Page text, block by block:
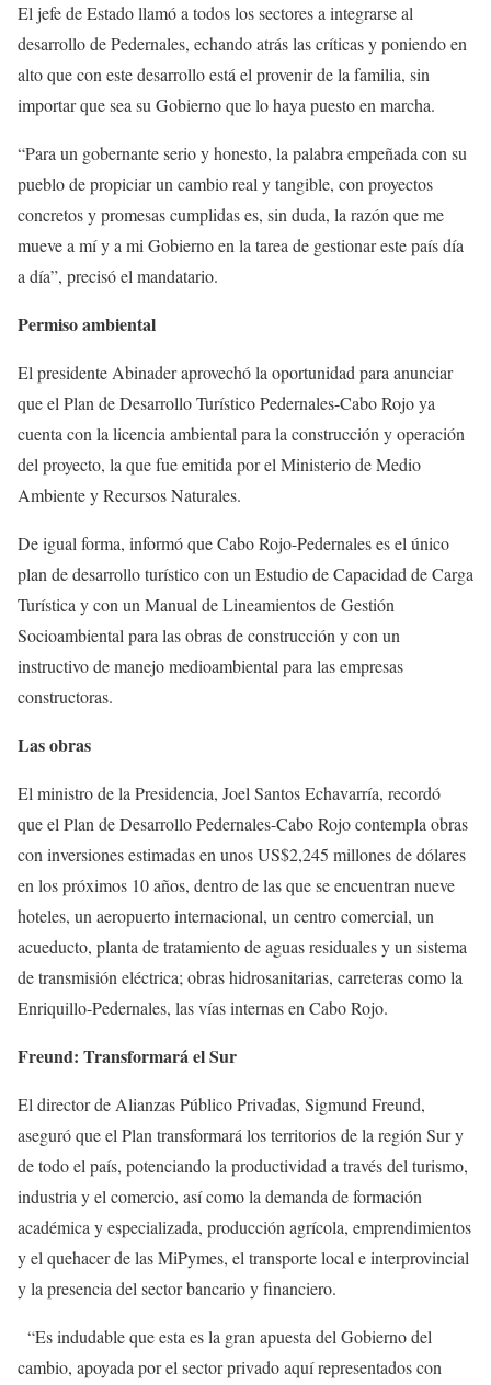
El jefe de Estado llamó a todos los sectores a integrarse al
desarrollo de Pedernales, echando atrás las críticas y poniendo en
alto que con este desarrollo está el provenir de la familia, sin
importar que sea su Gobierno que lo haya puesto en marcha.
“Para un gobernante serio y honesto, la palabra empeñada con su
pueblo de propiciar un cambio real y tangible, con proyectos
concretos y promesas cumplidas es, sin duda, la razón que me
mueve a mí y a mi Gobierno en la tarea de gestionar este país día
a día”, precisó el mandatario.
Permiso ambiental
El presidente Abinader aprovechó la oportunidad para anunciar
que el Plan de Desarrollo Turístico Pedernales-Cabo Rojo ya
cuenta con la licencia ambiental para la construcción y operación
del proyecto, la que fue emitida por el Ministerio de Medio
Ambiente y Recursos Naturales.
De igual forma, informó que Cabo Rojo-Pedernales es el único
plan de desarrollo turístico con un Estudio de Capacidad de Carga
Turística y con un Manual de Lineamientos de Gestión
Socioambiental para las obras de construcción y con un
instructivo de manejo medioambiental para las empresas
constructoras.
Las obras
El ministro de la Presidencia, Joel Santos Echavarría, recordó
que el Plan de Desarrollo Pedernales-Cabo Rojo contempla obras
con inversiones estimadas en unos US$2,245 millones de dólares
en los próximos 10 años, dentro de las que se encuentran nueve
hoteles, un aeropuerto internacional, un centro comercial, un
acueducto, planta de tratamiento de aguas residuales y un sistema
de transmisión eléctrica; obras hidrosanitarias, carreteras como la
Enriquillo-Pedernales, las vías internas en Cabo Rojo.
Freund: Transformará el Sur
El director de Alianzas Público Privadas, Sigmund Freund,
aseguró que el Plan transformará los territorios de la región Sur y
de todo el país, potenciando la productividad a través del turismo,
industria y el comercio, así como la demanda de formación
académica y especializada, producción agrícola, emprendimientos
y el quehacer de las MiPymes, el transporte local e interprovincial
y la presencia del sector bancario y financiero.
“Es indudable que esta es la gran apuesta del Gobierno del
cambio, apoyada por el sector privado aquí representados con